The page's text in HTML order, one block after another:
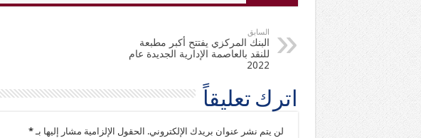
السابق
البنك المركزي يفتتح أكبر مطبعة
للنقد بالعاصمة الإدارية الجديدة عام
2022
اترك تعليقاً
لن يتم نشر عنوان بريدك الإلكتروني. الحقول الإلزامية مشار إليها بـ*